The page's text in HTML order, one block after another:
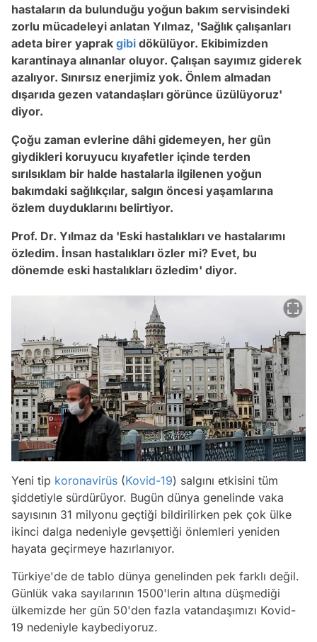
hastaların da bulunduğu yoğun bakım servisindeki
zorlu mücadeleyi anlatan Yılmaz, 'Sağlık çalışanları
adeta birer yaprak gibi dökülüyor. Ekibimizden
karantinaya alınanlar oluyor. Çalışan sayımız giderek
azalıyor. Sınırsız enerjimiz yok. Önlem almadan
dışarıda gezen vatandaşları görünce üzülüyoruz'
diyor.
Çoğu zaman evlerine dâhi gidemeyen, her gün
giydikleri koruyucu kıyafetler içinde terden
sırılsıklam bir halde hastalarla ilgilenen yoğun
bakımdaki sağlıkçılar, salgın öncesi yaşamlarına
özlem duyduklarını belirtiyor.
Prof. Dr. Yılmaz da 'Eski hastalıkları ve hastalarımı
özledim. İnsan hastalıkları özler mi? Evet, bu
dönemde eski hastalıkları özledim' diyor.
Yeni tip koronavirüs (Kovid-19) salgını etkisini tüm
şiddetiyle sürdürüyor. Bugün dünya genelinde vaka
sayısının 31 milyonu geçtiği bildirilirken pek çok ülke
ikinci dalga nedeniyle gevşettiği önlemleri yeniden
hayata geçirmeye hazırlanıyor.
Türkiye'de de tablo dünya genelinden pek farklı değil.
Günlük vaka sayılarının 1500'lerin altına düşmediği
ülkemizde her gün 50'den fazla vatandaşımızı Kovid-
19 nedeniyle kaybediyoruz.